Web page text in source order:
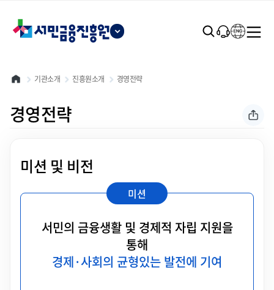
기관소개 진흥원소개 경영전략
경영전략
미션 및 비전
미션
서민의 금융생활 및 경제적 자립 지원을
통해
경제·사회의 균형있는 발전에 기여